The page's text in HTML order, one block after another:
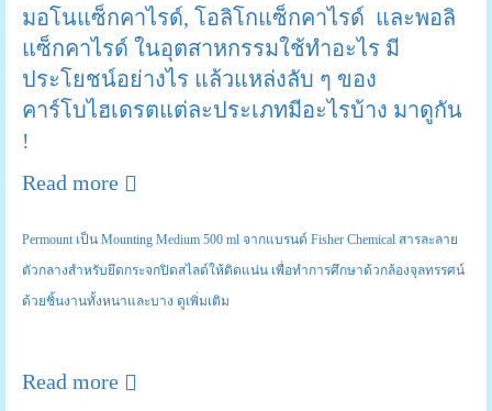
มอโนแซ็กคาไรด์, โอลิโกแซ็กคาไรด์ และพอลิ
แซ็กคาไรด์ ในอุตสาหกรรมใช้ทำอะไร มี
ประโยชน์อย่างไร แล้วแหล่งลับ ๆ ของ
คาร์โบไฮเดรตแต่ละประเภทมีอะไรบ้าง มาดูกัน
!
Read more
Permount เป็น Mounting Medium 500 ml จากแบรนด์ Fisher Chemical สารละลาย
ตัวกลางสำหรับยึดกระจกปิดสไลด์ให้ติดแน่น เพื่อทำการศึกษาด้วกล้องจุลทรรศน์
ด้วยชิ้นงานทั้งหนาและบาง ดูเพิ่มเติม
Read more